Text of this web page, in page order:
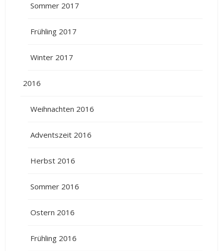
Sommer 2017
Frühling 2017
Winter 2017
2016
Weihnachten 2016
Adventszeit 2016
Herbst 2016
Sommer 2016
Ostern 2016
Frühling 2016